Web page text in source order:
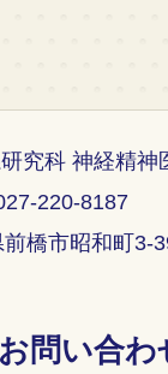
究科 神経精神
220-8187
橋市昭和町3-
問い合わ